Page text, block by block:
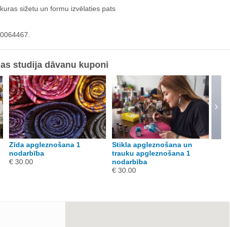
sižetu un formu izvēlaties pats
studija dāvanu kuponi
Zīda apgleznošana 1
nodarbība
€ 30.00
Stikla apgleznošana un
trauku apgleznošana 1
nodarbība
€ 30.00